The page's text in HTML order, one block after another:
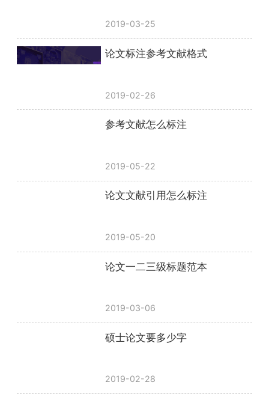
2019-03-25
论文标注参考文献格式
2019-02-26
参考文献怎么标注
2019-05-22
论文文献引用怎么标注
2019-05-20
论文一二三级标题范本
2019-03-06
硕士论文要多少字
2019-02-28